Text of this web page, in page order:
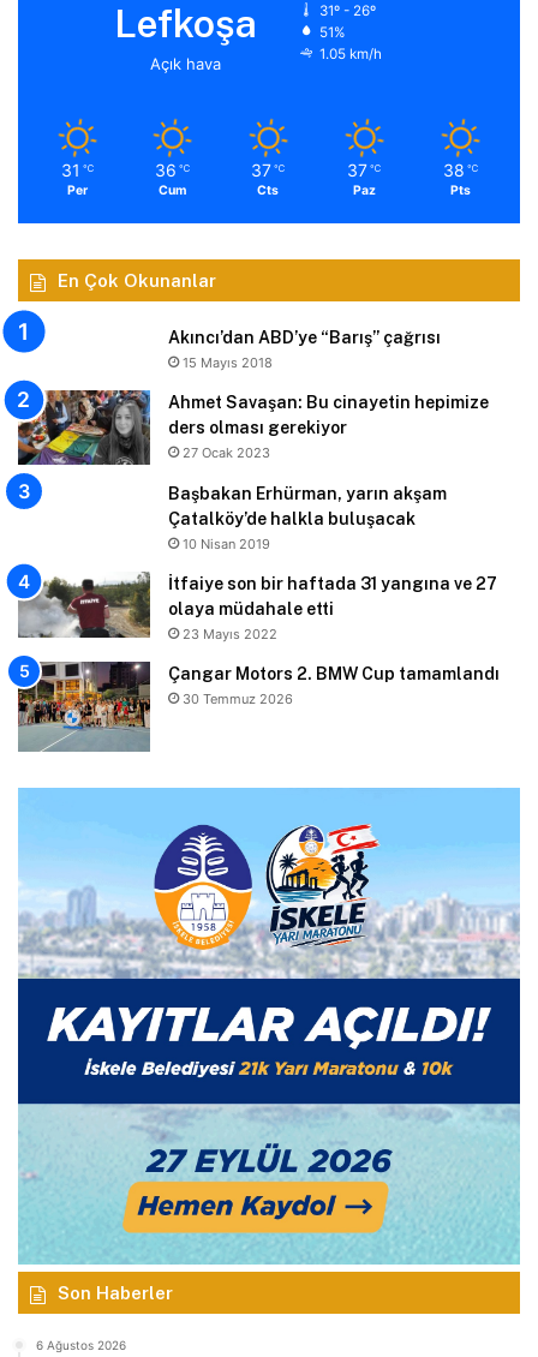
Lefkoşa
Açık hava
31º - 26º
51%
1.05 km/h
31 ℃
Per
36 ℃
Cum
37 ℃
Cts
37 ℃
Paz
38 ℃
Pts
En Çok Okunanlar
Akıncı’dan ABD’ye “Barış” çağrısı
15 Mayıs 2018
Ahmet Savaşan: Bu cinayetin hepimize
ders olması gerekiyor
27 Ocak 2023
Başbakan Erhürman, yarın akşam
Çatalköy’de halkla buluşacak
10 Nisan 2019
İtfaiye son bir haftada 31 yangına ve 27
olaya müdahale etti
23 Mayıs 2022
Çangar Motors 2. BMW Cup tamamlandı
30 Temmuz 2026
Son Haberler
6 Ağustos 2026